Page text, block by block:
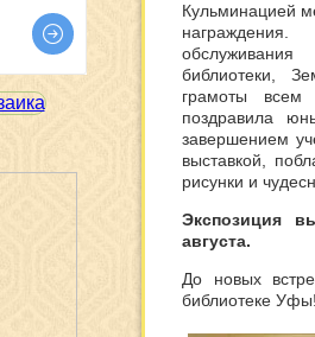
Кульминацией
библиотеки,
грамоты всем
поздравила
завершением
выставкой,
рисунки и
Экспозиция
августа.
До новых
библиотеке